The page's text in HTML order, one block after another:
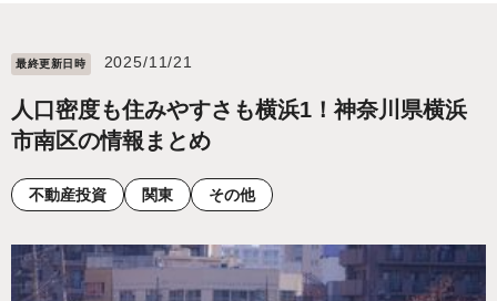
最終更新⽇時 2025/11/21
人口密度も住みやすさも横浜1！神奈川県横浜
市南区の情報まとめ
不動産投資 関東 その他